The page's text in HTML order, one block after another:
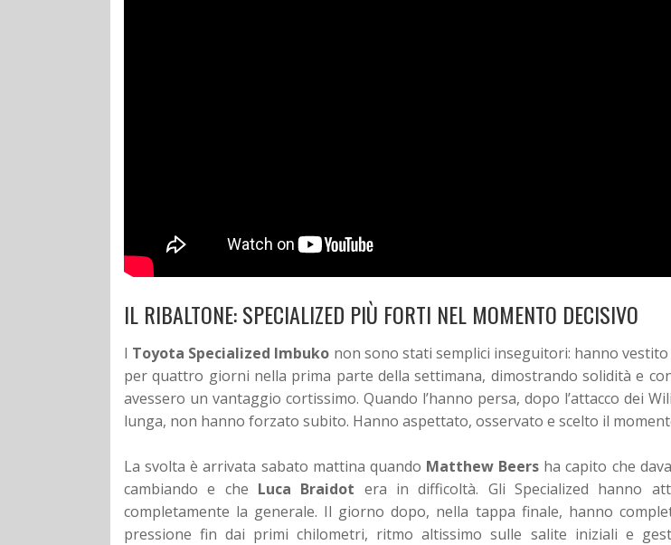
IL RIBALTONE: SPECIALIZED PIÙ FORTI NEL MOMENTO DECISIVO
I Toyota Specialized Imbuko non sono stati semplici inseguitori: hanno
per quattro giorni nella prima parte della settimana, dimostrando solidità e
avessero un vantaggio cortissimo. Quando l’hanno persa, dopo l’attacco dei
lunga, non hanno forzato subito. Hanno aspettato, osservato e scelto il
La svolta è arrivata sabato mattina quando Matthew Beers ha capito che
cambiando e che Luca Braidot era in difficoltà. Gli Specialized hanno
completamente la generale. Il giorno dopo, nella tappa finale, hanno
pressione fin dai primi chilometri, ritmo altissimo sulle salite iniziali e